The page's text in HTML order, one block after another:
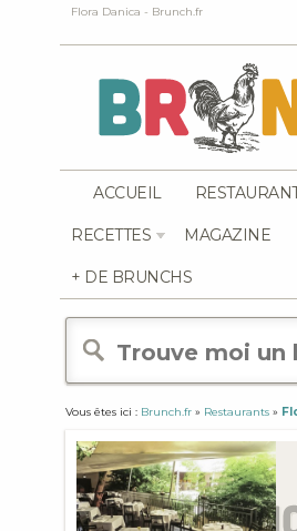
Flora Danica - Brunch.fr
ACCUEIL
RECETTES MAGAZINE
+ DE BRUNCHS
Vous êtes ici : Brunch.fr » Restaurants »